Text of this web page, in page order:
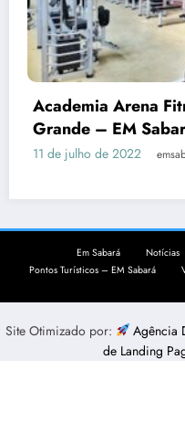
Academia Arena
Grande – EM Sabará
11 de julho de 2022 emsabara
Site Otimizado por: Agência
de Landing